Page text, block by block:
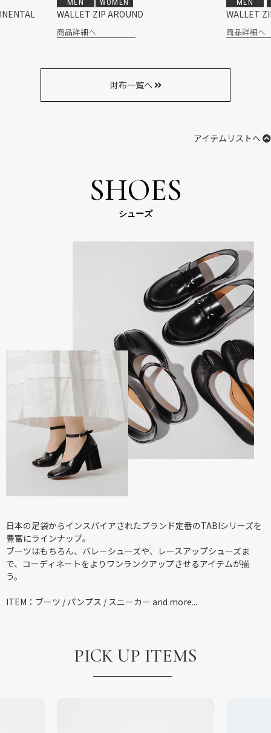
MEN WOMEN
WALLET ZIP AROUND CONTINENTAL
商品詳細へ
MEN
WALLET
商品詳細
財布一覧へ
アイテムリストへ
SHOES
シューズ
日本の足袋からインスパイアされたブランド定番のTABIシリーズを
豊富にラインナップ。
ブーツはもちろん、バレーシューズや、レースアップシューズま
で、コーディネートをよりワンランクアップさせるアイテムが揃
う。
ITEM：ブーツ / パンプス / スニーカー and more...
PICK UP ITEMS